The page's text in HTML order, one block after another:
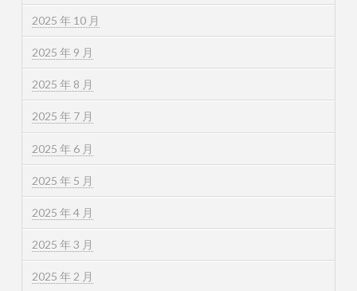
2025 年 10 月
2025 年 9 月
2025 年 8 月
2025 年 7 月
2025 年 6 月
2025 年 5 月
2025 年 4 月
2025 年 3 月
2025 年 2 月